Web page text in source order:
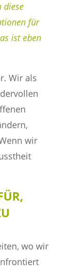
diese
für
ist eben
Wir als
wir
wo wir